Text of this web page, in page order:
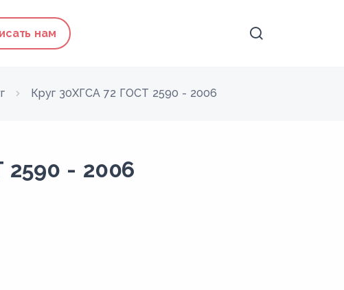
нам
Круг 30ХГСА 72 ГОСТ 2590 - 2006
2590 - 2006